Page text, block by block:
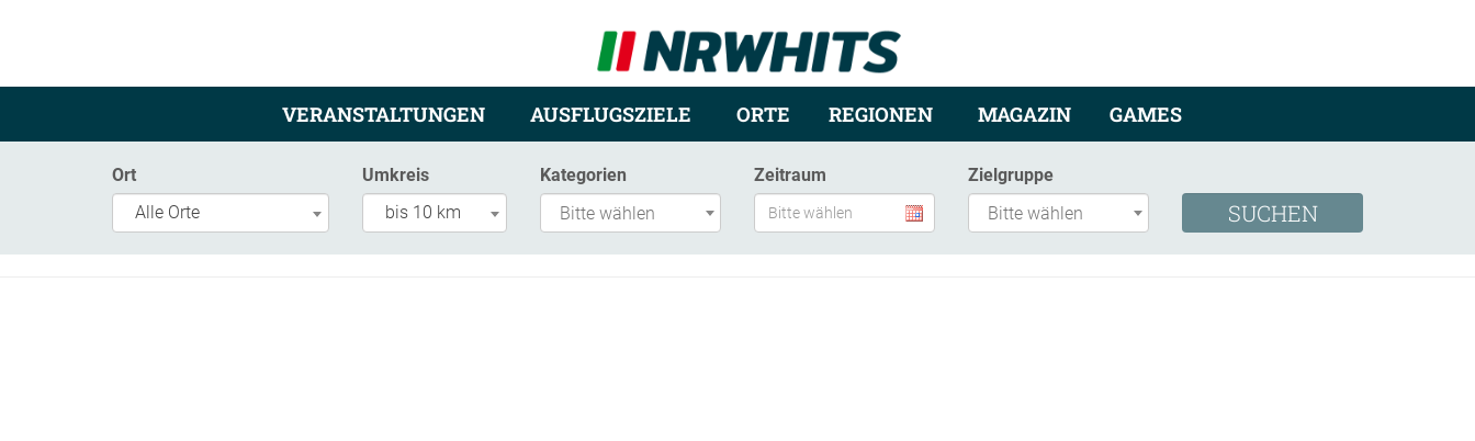
VERANSTALTUNGEN AUSFLUGSZIELE ORTE REGIONEN MAGAZIN GAMES
Ort
Alle Orte
Umkreis
bis 10 km
Kategorien Zeitraum Zielgruppe